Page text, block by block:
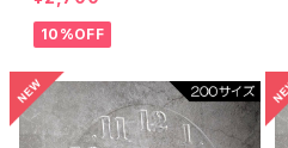
10%OFF